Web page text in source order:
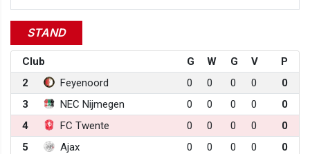
STAND
Club G W G V
P
2
Feyenoord 0 0 0 0
0
3
NEC Nijmegen 0 0 0 0
0
4
FC Twente 0 0 0 0
0
5
Ajax 0 0 0 0
0